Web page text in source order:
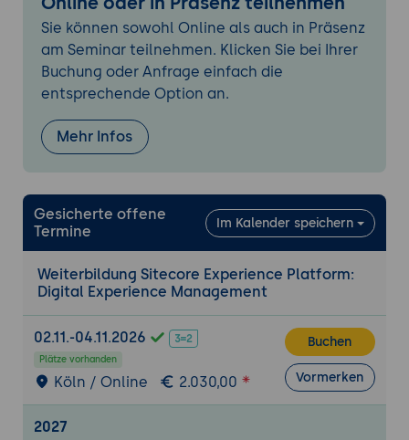
Sitecore Experience Platform vs. Kentico
Umfang und Integrationsmöglichkeiten im
Bereich Digital Experience Management
Wann ist Sitecore Experience Platform die
beste Wahl?
Ideal für Unternehmen mit komplexen
Einsatz in mittelständischen bis großen
Unternehmen, die umfassende
Personalisierung und datengetriebene
Grundlagen der Nutzung von Sitecore
Experience Platform
Plattformübersicht
Einführung in die Benutzeroberfläche und
zentrale Komponenten von Sitecore
Grundlegende Navigation, Suchfunktionen
und Reporting-Tools
Sie können sowohl Online als auch in Präsenz
am Seminar teilnehmen. Klicken Sie bei Ihrer
Buchung oder Anfrage einfach die
entsprechende Option an.
Mehr Infos
Gesicherte offene
Termine
Im Kalender speichern
Weiterbildung Sitecore Experience Platform:
Digital Experience Management
02.11.-04.11.2026
Plätze vorhanden
Köln / Online 2.030,00
Buchen
Vormerken
2027